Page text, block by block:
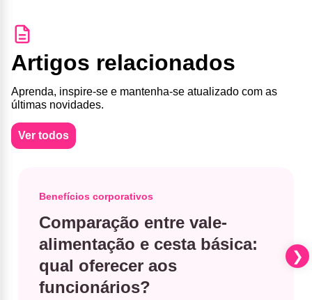
Artigos relacionados
Aprenda, inspire-se e mantenha-se atualizado com as
últimas novidades.
Ver todos
Benefícios corporativos
Comparação entre vale-
alimentação e cesta básica​:
qual oferecer aos
funcionários?